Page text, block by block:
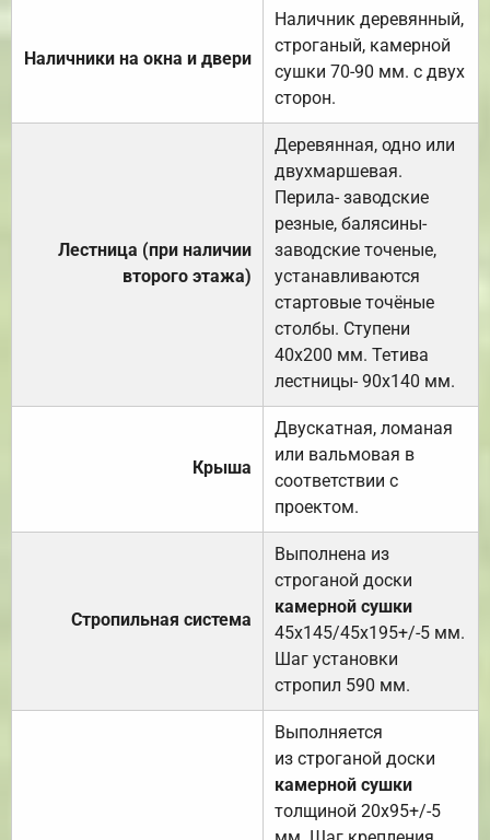
Наличники на окна и двери
Наличник деревянный,
строганый, камерной
сушки 70-90 мм. с двух
сторон.
Лестница (при наличии
второго этажа)
Деревянная, одно или
двухмаршевая.
Перила- заводские
резные, балясины-
заводские точеные,
устанавливаются
стартовые точёные
столбы. Ступени
40х200 мм. Тетива
лестницы- 90х140 мм.
Крыша
Двускатная, ломаная
или вальмовая в
соответствии с
проектом.
Стропильная система
Выполнена из
строганой доски
камерной сушки
45х145/45х195+/-5 мм.
Шаг установки
стропил 590 мм.
Выполняется
из строганой доски
камерной сушки
толщиной 20х95+/-5